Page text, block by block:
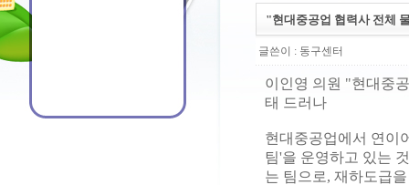
"현대중공업 협력사 전체
글쓴이 : 동구센터
이인영 의원 "현대중
태 드러나
현대중공업에서 연이
팀'을 운영하고 있는
는 팀으로, 재하도급